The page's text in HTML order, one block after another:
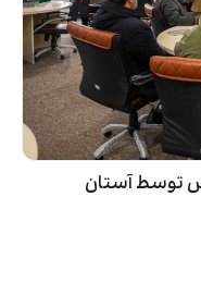
توسط آستان